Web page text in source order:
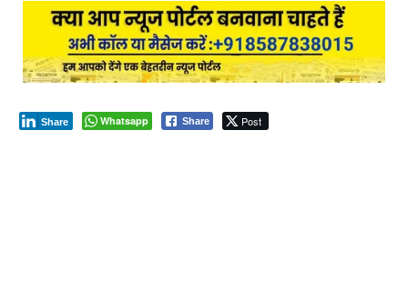
Whatsapp Share Post
Share